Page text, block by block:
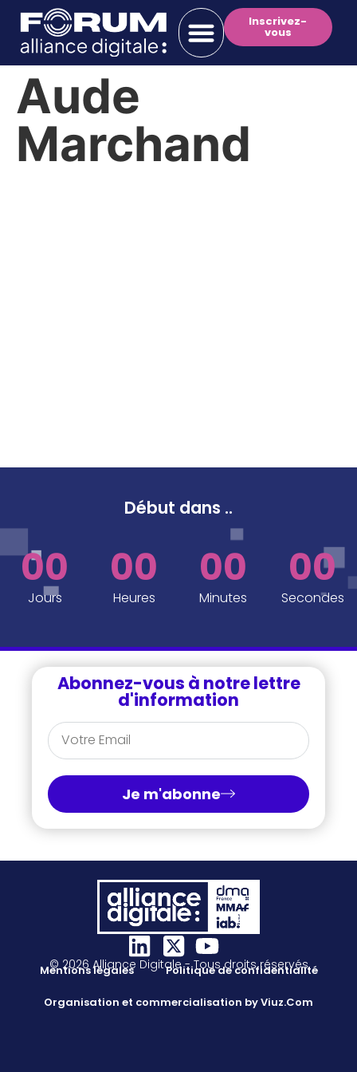
Inscrivez-
vous
Aude
Marchand
Début dans ..
00
Jours
00
Heures
00
Minutes
00
Secondes
Abonnez-vous à notre lettre
d'information
Je m'abonne
© 2026 Alliance Digitale - Tous droits réservés
Mentions légales Politique de confidentialité
Organisation et commercialisation by Viuz.Com